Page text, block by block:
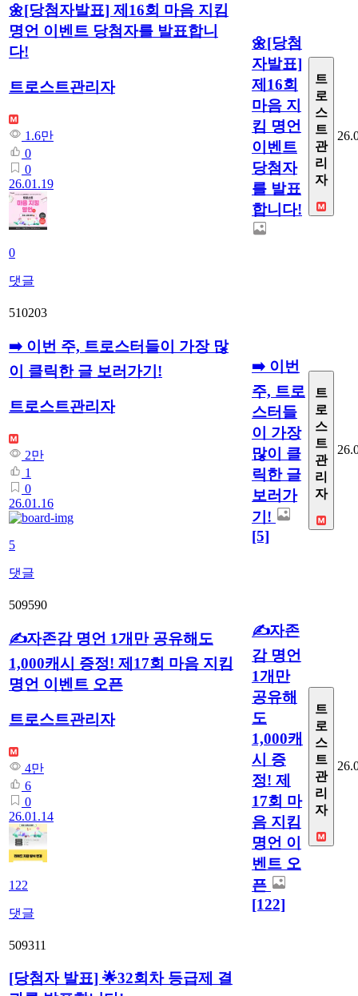
🌼[당첨자발표] 제16회 마음 지킴
명언 이벤트 당첨자를 발표합니
다!
트로스트관리자
1.6만
0
0
26.01.19
0
댓글
🌼[당첨
자발표]
제16회
마음 지
킴 명언
이벤트
당첨자
를 발표
합니다!
트
로
스
트
관
리
자
510203
➡️ 이번 주, 트로스터들이 가장 많
이 클릭한 글 보러가기!
트로스트관리자
2만
1
0
26.01.16
5
댓글
➡️ 이번
주, 트로
스터들
이 가장
많이 클
릭한 글
보러가
기!
[5]
트
로
스
트
관
리
자
509590
✍️자존감 명언 1개만 공유해도
1,000캐시 증정! 제17회 마음 지킴
명언 이벤트 오픈
트로스트관리자
4만
6
0
26.01.14
122
댓글
✍️자존
감 명언
1개만
공유해
도
1,000캐
시 증
정! 제
17회 마
음 지킴
명언 이
벤트 오
픈
[122]
트
로
스
트
관
리
자
509311
[당첨자 발표] 🌟32회차 등급제 결